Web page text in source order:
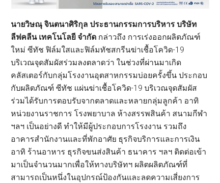
นายวิษณุ จินตนาศิริกุล ประธานกรรมการบริหาร บริษัท
ลีฟคลีน เทคโนโลยี จำกัด กล่าวถึง การเร่งออกผลิตภัณฑ์
ใหม่ ซีทัช ฟิล์มใสและฟิล์มทัชสกรีนฆ่าเชื้อโควิด-19
บริเวณจุดสัมผัสร่วมลงตลาดว่า ในช่วงที่ผ่านมาเกิด
คลัสเตอร์กับกลุ่มโรงงานอุตสาหกรรมบ่อยครั้งขึ้น ประกอบ
กับผลิตภัณฑ์ ซีทัช แผ่นฆ่าเชื้อโควิด-19 บริเวณจุดสัมผัส
ร่วมได้รับการตอบรับจากตลาดและหลายกลุ่มลูกค้า อาทิ
หน่วยงานราชการ โรงพยาบาล ห้างสรรพสินค้า สนามกีฬา
ฯลฯ เป็นอย่างดี ทำให้มีผู้ประกอบการโรงงาน รวมถึง
อาคารสำนักงานและที่พักอาศัย ธุรกิจบริการและการเงิน
อาทิ ร้านอาหาร ธุรกิจขนส่งสินค้า ธนาคาร ฯลฯ ติดต่อเข้า
มาเป็นจำนวนมากเพื่อให้ทางบริษัทฯ ผลิตผลิตภัณฑ์ที่
สามารถเป็นหนึ่งในอุปกรณ์ป้องกันและลดความเสี่ยงการ